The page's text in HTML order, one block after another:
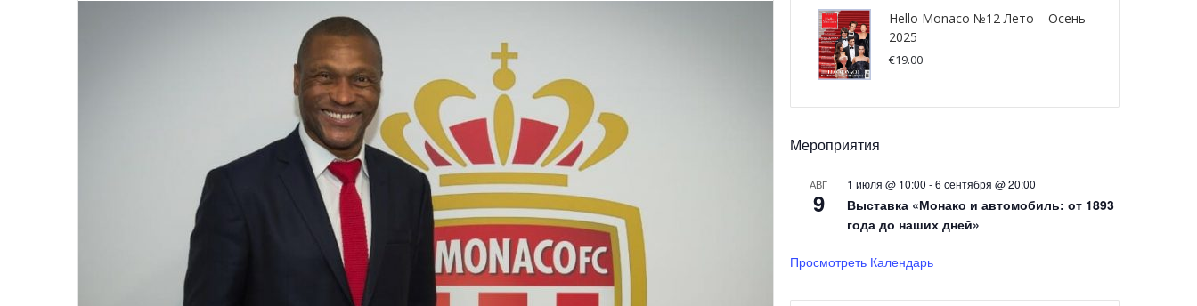
Hello Monaco №12 Лето – Осень
2025
€19.00
Мероприятия
АВГ
9
1 июля @ 10:00 -6 сентября @ 20:00
Выставка «Монако и автомобиль: от 1893
года до наших дней»
Просмотреть Календарь